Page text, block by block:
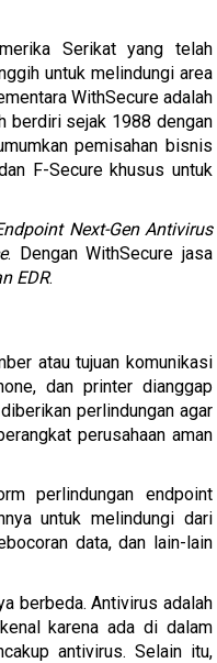
Serikat yang telah
untuk melindungi area
WithSecure adalah
berdiri sejak 1988 dengan
pemisahan bisnis
F-Secure khusus untuk
Next-Gen Antivirus
. Dengan WithSecure jasa
EDR.
atau tujuan komunikasi
dan printer dianggap
perlindungan agar
perusahaan aman
perlindungan endpoint
untuk melindungi dari
data, dan lain-lain
berbeda. Antivirus adalah
antivirus. Selain itu,